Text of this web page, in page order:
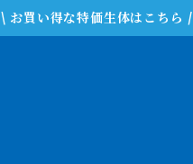
\ お買い得な特価生体はこちら /